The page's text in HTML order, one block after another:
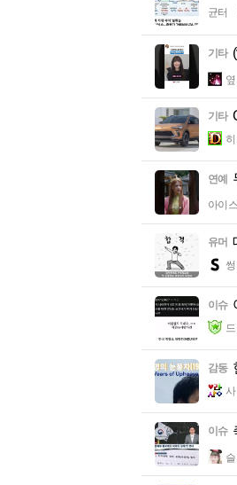
균터
기타
기타
히
연예
아이
유머
이슈
감동
이슈